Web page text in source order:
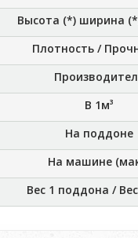
Высота (*) ширина
Плотность /
В 1м³
На поддоне
На машине
Вес 1 поддона /